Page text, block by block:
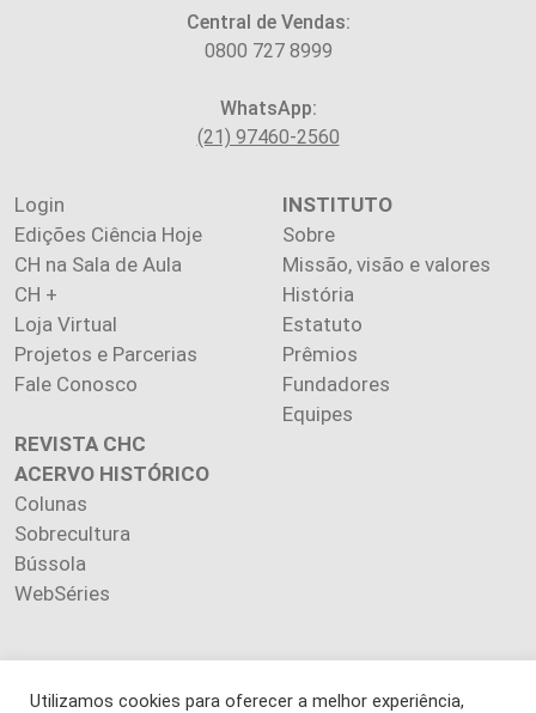
Central de Vendas:
0800 727 8999
WhatsApp:
(21) 97460-2560
Login
Edições Ciência Hoje
CH na Sala de Aula
CH +
Loja Virtual
Projetos e Parcerias
Fale Conosco
INSTITUTO
Sobre
Missão, visão e valores
História
Estatuto
Prêmios
Fundadores
Equipes
REVISTA CHC
ACERVO HISTÓRICO
Colunas
Sobrecultura
Bússola
WebSéries
Utilizamos cookies para oferecer a melhor experiência,